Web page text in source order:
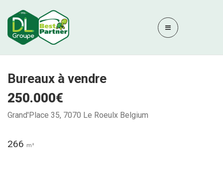
Bureaux à vendre
250.000€
Grand'Place 35, 7070 Le Roeulx Belgium
266 m²